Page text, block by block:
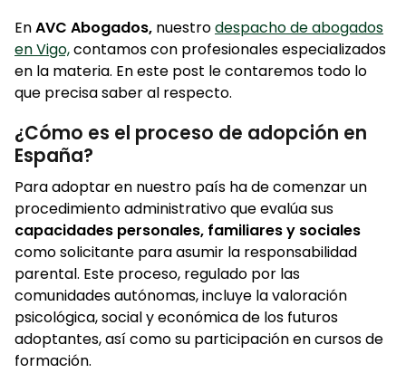
EnAVC Abogados, nuestrodespacho de abogados
en Vigo,contamos con profesionales especializados
en la materia. En este post le contaremos todo lo
que precisa saber al respecto.
¿Cómo es el proceso de adopción en
España?
Para adoptar en nuestro país ha de comenzar un
procedimiento administrativo que evalúa sus
capacidades personales, familiares y sociales
como solicitante para asumir la responsabilidad
parental. Este proceso, regulado por las
comunidades autónomas, incluye la valoración
psicológica, social y económica de los futuros
adoptantes, así como su participación en cursos de
formación.